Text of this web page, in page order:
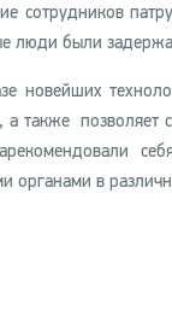
сотрудников
люди были
новейших
а также позволяет
органами в